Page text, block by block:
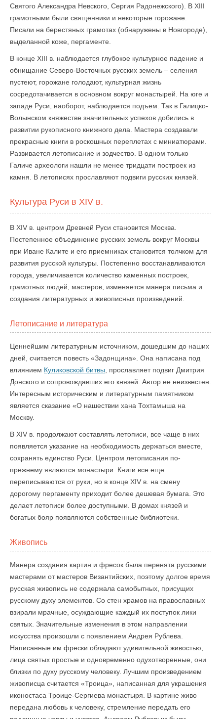
Святого Александра Невского, Сергия Радонежского). В XIII
грамотными были священники и некоторые горожане.
Писали на берестяных грамотах (обнаружены в Новгороде),
выделанной коже, пергаменте.
В конце XIII в. наблюдается глубокое культурное падение и
обнищание Северо-Восточных русских земель – селения
пустеют, горожане голодают, культурная жизнь
сосредотачивается в основном вокруг монастырей. На юге и
западе Руси, наоборот, наблюдается подъем. Так в Галицко-
Волынском княжестве значительных успехов добились в
развитии рукописного книжного дела. Мастера создавали
прекрасные книги в роскошных переплетах с миниатюрами.
Развивается летописание и зодчество. В одном только
Галиче археологи нашли не менее тридцати построек из
камня. В летописях прославляют подвиги русских князей.
Культура Руси в XIV в.
В XIV в. центром Древней Руси становится Москва.
Постепенное объединение русских земель вокруг Москвы
при Иване Калите и его приемниках становится толчком для
развития русской культуры. Постепенно восстанавливаются
города, увеличивается количество каменных построек,
грамотных людей, мастеров, изменяется манера письма и
создания литературных и живописных произведений.
Летописание и литература
Ценнейшим литературным источником, дошедшим до наших
дней, считается повесть «Задонщина». Она написана под
влиянием Куликовской битвы , прославляет подвиг Дмитрия
Донского и сопровождавших его князей. Автор ее неизвестен.
Интересным историческим и литературным памятником
является сказание «О нашествии хана Тохтамыша на
Москву.
В XIV в. продолжают составлять летописи, все чаще в них
появляется указание на необходимость держаться вместе,
сохранять единство Руси. Центром летописания по-
прежнему являются монастыри. Книги все еще
переписываются от руки, но в конце XIV в. на смену
дорогому пергаменту приходит более дешевая бумага. Это
делает летописи более доступными. В домах князей и
богатых бояр появляются собственные библиотеки.
Живопись
Манера создания картин и фресок была перенята русскими
мастерами от мастеров Византийских, поэтому долгое время
русская живопись не содержала самобытных, присущих
русскому духу элементов. Со стен храмов на православных
взирали мрачные, осуждающие каждый их поступок лики
святых. Значительные изменения в этом направлении
искусства произошли с появлением Андрея Рублева.
Написанные им фрески обладают удивительной живостью,
лица святых простые и одновременно одухотворенные, они
близки по духу русскому человеку. Лучшим произведением
живописца считается «Троица», написанная для украшения
иконостаса Троице-Сергиева монастыря. В картине живо
передана любовь к человеку, стремление передать его